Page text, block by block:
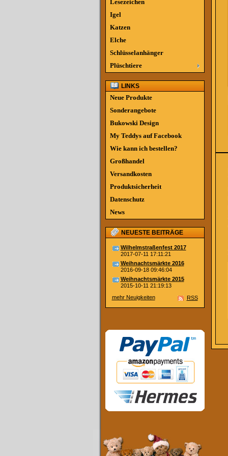
Lesezeichen
Igel
Katzen
Elche
Schlüsselanhänger
Plüschtiere
LINKS
Neue Produkte
Sonderangebote
Bukowski Design
My Teddys auf Facebook
Wie kann ich bestellen?
Großhandel
Versandkosten
Produktsicherheit
Datenschutz
News
NEUESTE BEITRÄGE
Wilhelmstraßenfest 2017
2017-07-11 17:11:21
Weihnachtsmärkte 2016
2016-09-18 09:46:04
Weihnachtsmärkte 2015
2015-10-11 21:19:13
mehr Neuigkeiten
RSS